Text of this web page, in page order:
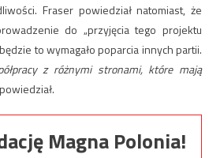
Fraser powiedział natomiast, że
do „przyjęcia tego projektu
to wymagało poparcia innych partii.
z różnymi stronami, które mają
Magna Polonia!